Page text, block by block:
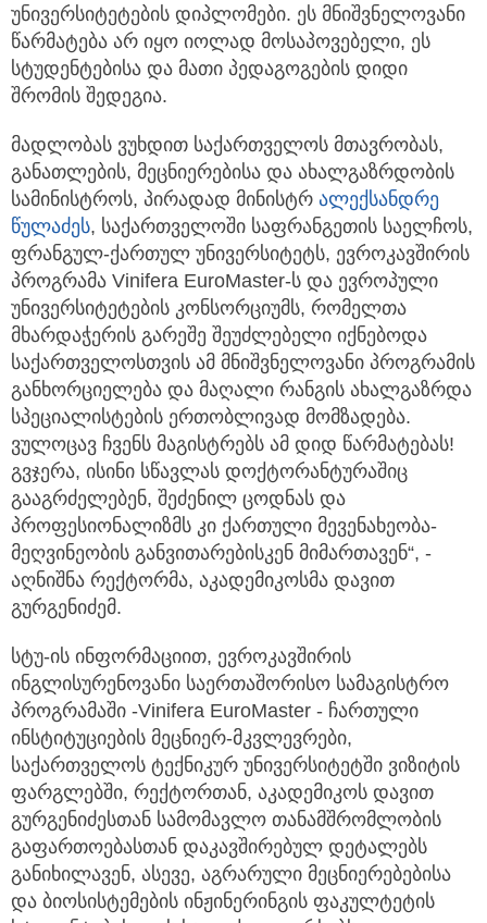
უნივერსიტეტების დიპლომები. ეს მნიშვნელოვანი
წარმატება არ იყო იოლად მოსაპოვებელი, ეს
სტუდენტებისა და მათი პედაგოგების დიდი
შრომის შედეგია.
მადლობას ვუხდით საქართველოს მთავრობას,
განათლების, მეცნიერებისა და ახალგაზრდობის
სამინისტროს, პირადად მინისტრ ალექსანდრე
წულაძეს, საქართველოში საფრანგეთის საელჩოს,
ფრანგულ-ქართულ უნივერსიტეტს, ევროკავშირის
პროგრამა Vinifera EuroMaster-ს და ევროპული
უნივერსიტეტების კონსორციუმს, რომელთა
მხარდაჭერის გარეშე შეუძლებელი იქნებოდა
საქართველოსთვის ამ მნიშვნელოვანი პროგრამის
განხორციელება და მაღალი რანგის ახალგაზრდა
სპეციალისტების ერთობლივად მომზადება.
ვულოცავ ჩვენს მაგისტრებს ამ დიდ წარმატებას!
გვჯერა, ისინი სწავლას დოქტორანტურაშიც
გააგრძელებენ, შეძენილ ცოდნას და
პროფესიონალიზმს კი ქართული მევენახეობა-
მეღვინეობის განვითარებისკენ მიმართავენ“, -
აღნიშნა რექტორმა, აკადემიკოსმა დავით
გურგენიძემ.
სტუ-ის ინფორმაციით, ევროკავშირის
ინგლისურენოვანი საერთაშორისო სამაგისტრო
პროგრამაში -Vinifera EuroMaster - ჩართული
ინსტიტუციების მეცნიერ-მკვლევრები,
საქართველოს ტექნიკურ უნივერსიტეტში ვიზიტის
ფარგლებში, რექტორთან, აკადემიკოს დავით
გურგენიძესთან სამომავლო თანამშრომლობის
გაფართოებასთან დაკავშირებულ დეტალებს
განიხილავენ, ასევე, აგრარული მეცნიერებებისა
და ბიოსისტემების ინჟინერინგის ფაკულტეტის